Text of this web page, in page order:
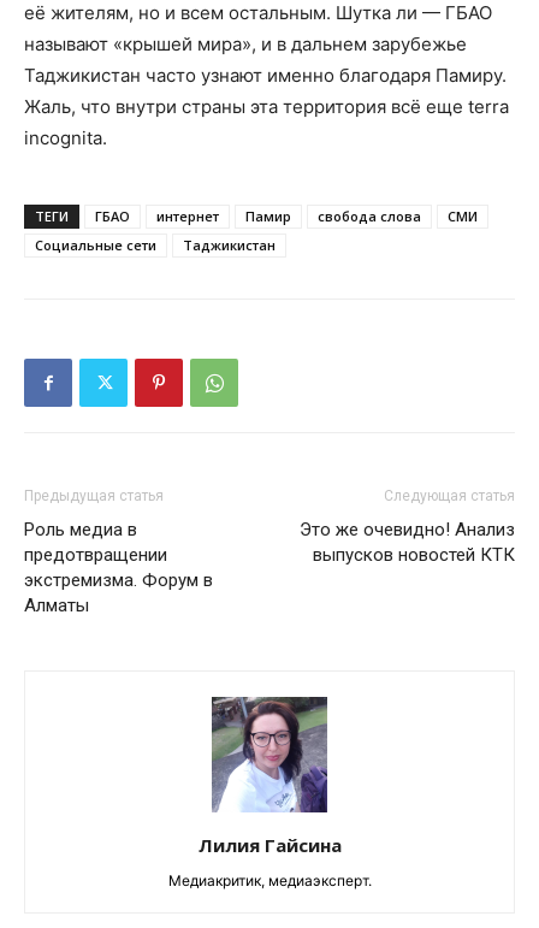
её жителям, но и всем остальным. Шутка ли — ГБАО
называют «крышей мира», и в дальнем зарубежье
Таджикистан часто узнают именно благодаря Памиру.
Жаль, что внутри страны эта территория всё еще terra
incognita.
ТЕГИ ГБАО интернет Памир свобода слова
СМИ
Социальные сети
Таджикистан
Предыдущая статья
Роль медиа в
предотвращении
экстремизма. Форум в
Алматы
Следующая статья
Это же очевидно! Анализ
выпусков новостей КТК
Лилия Гайсина
Медиакритик, медиаэксперт.